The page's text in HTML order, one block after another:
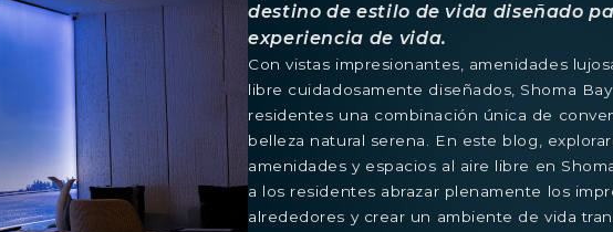
destino de estilo de vida diseñado
experiencia de vida.
Con vistas impresionantes, amenidades
libre cuidadosamente diseñados, Shoma
residentes una combinación única de
belleza natural serena. En este blog,
amenidades y espacios al aire libre en
a los residentes abrazar plenamente los
alrededores y crear un ambiente de vida